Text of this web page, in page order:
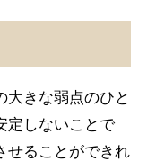
大きな弱点のひと
定しないことで
せることができれ